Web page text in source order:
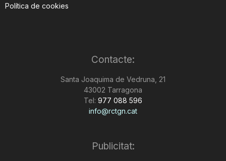
Política de cookies
Contacte:
Santa Joaquima de Vedruna, 21
43002 Tarragona
Tel: 977 088 596
info@rctgn.cat
Publicitat: